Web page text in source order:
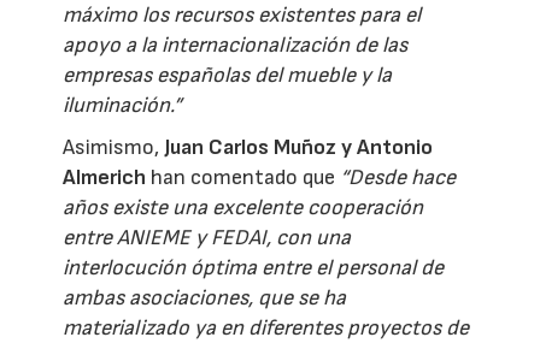
máximo los recursos existentes para el
apoyo a la internacionalización de las
empresas españolas del mueble y la
iluminación.”
Asimismo,Juan Carlos Muñoz y Antonio
Almerich han comentado que “Desde hace
años existe una excelente cooperación
entre ANIEME y FEDAI, con una
interlocución óptima entre el personal de
ambas asociaciones, que se ha
materializado ya en diferentes proyectos de